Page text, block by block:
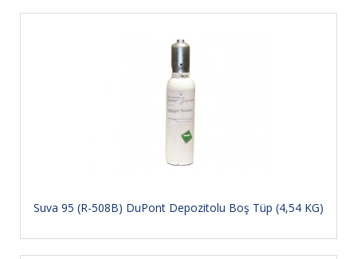
Suva 95 (R-508B) DuPont Depozitolu Boş Tüp (4,54 KG)